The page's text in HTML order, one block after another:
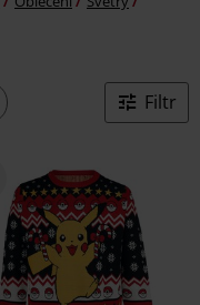
Filtr